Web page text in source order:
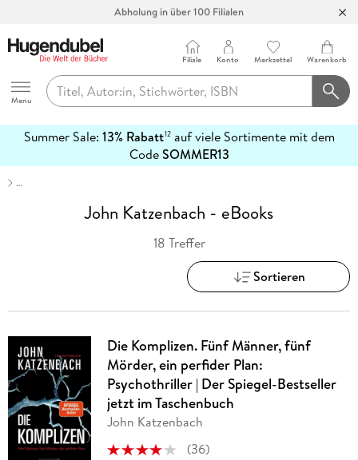
Abholung in über 100 Filialen
Hugendubel
Menu
Filiale Konto Merkzettel Warenkorb
Summer Sale: 13% Rabatt12auf viele Sortimente mit dem
CodeSOMMER13
erfahren
…
John Katzenbach - eBooks
18 Treffer
Sortieren
Die Komplizen. Fünf Männer, fünf
Mörder, ein perfider Plan:
Psychothriller | Der Spiegel-Bestseller
jetzt im Taschenbuch
John Katzenbach
(36)